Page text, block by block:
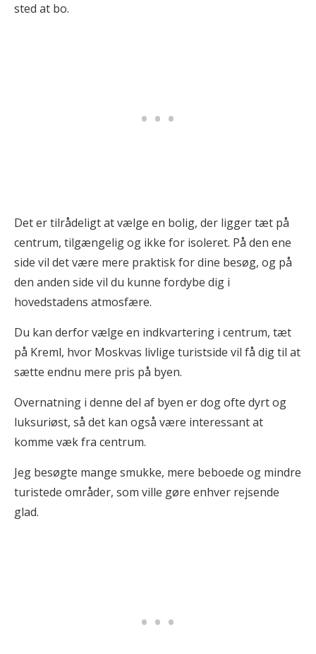
sted at bo.
Det er tilrådeligt at vælge en bolig, der ligger tæt på
centrum, tilgængelig og ikke for isoleret. På den ene
side vil det være mere praktisk for dine besøg, og på
den anden side vil du kunne fordybe dig i
hovedstadens atmosfære.
Du kan derfor vælge en indkvartering i centrum, tæt
på Kreml, hvor Moskvas livlige turistside vil få dig til at
sætte endnu mere pris på byen.
Overnatning i denne del af byen er dog ofte dyrt og
luksuriøst, så det kan også være interessant at
komme væk fra centrum.
Jeg besøgte mange smukke, mere beboede og mindre
turistede områder, som ville gøre enhver rejsende
glad.